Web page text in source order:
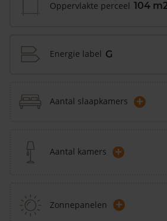
Oppervlakte perceel 104
Energie label G
Aantal slaapkamers +
Aantal kamers +
Zonnepanelen +